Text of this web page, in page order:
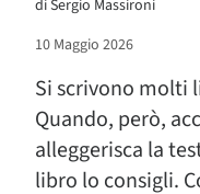
diSergio Massironi
10 Maggio 2026
Si scrivono molti
Quando, però,
alleggerisca la
libro lo consigli.